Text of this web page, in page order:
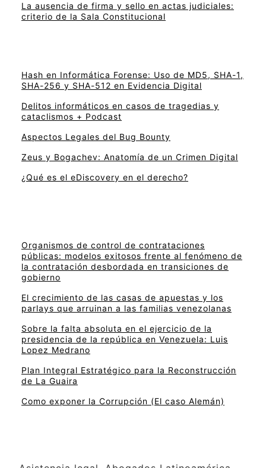
La ausencia de firma y sello en actas judiciales:
criterio de la Sala Constitucional
Hash en Informática Forense: Uso de MD5, SHA-1,
SHA-256 y SHA-512 en Evidencia Digital
Delitos informáticos en casos de tragedias y
cataclismos + Podcast
Aspectos Legales del Bug Bounty
Zeus y Bogachev: Anatomía de un Crimen Digital
¿Qué es el eDiscovery en el derecho?
Organismos de control de contrataciones
públicas: modelos exitosos frente al fenómeno de
la contratación desbordada en transiciones de
gobierno
El crecimiento de las casas de apuestas y los
parlays que arruinan a las familias venezolanas
Sobre la falta absoluta en el ejercicio de la
presidencia de la república en Venezuela: Luis
Lopez Medrano
Plan Integral Estratégico para la Reconstrucción
de La Guaira
Como exponer la Corrupción (El caso Alemán)